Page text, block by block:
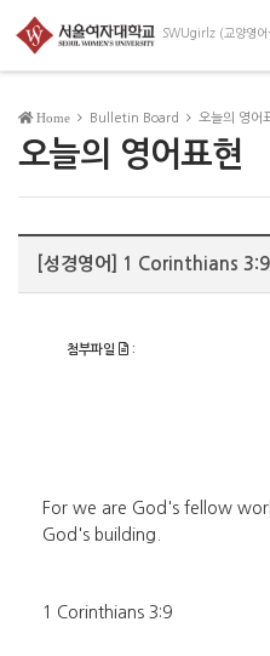
오늘의 영어표현
Home Bulletin Board 오늘의 영어
[성경영어] 1 Corinthians 3:9
첨부파일 :
For we are God's fellow
God's building.
1 Corinthians 3:9